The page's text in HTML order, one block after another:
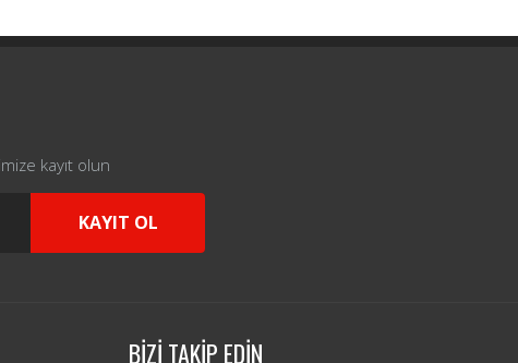
kayıt olun
KAYIT OL
BİZİ TAKİP EDİN